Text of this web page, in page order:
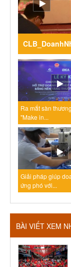
Ra mắt sàn
"Make in...
Giải pháp giúp
ứng phó với...
BÀI VIẾT XEM